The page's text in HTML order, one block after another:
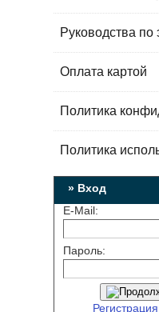
Руководства по
Оплата картой
Политика
Политика
» Вход
E-Mail:
Пароль:
Регистрация